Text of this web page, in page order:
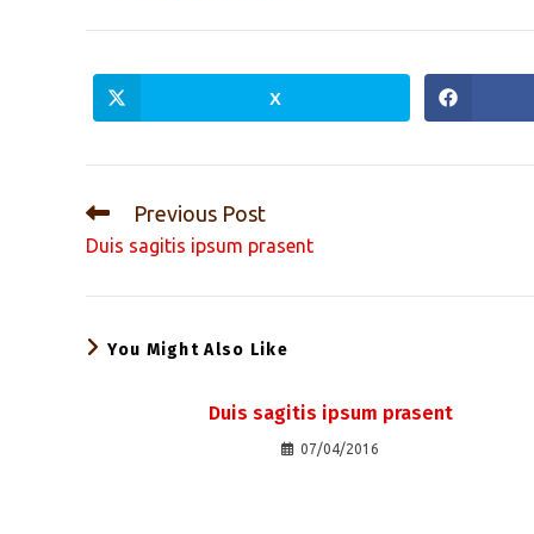
Opens
in
X
Read
more
articles
Previous Post
Duis sagitis ipsum prasent
You Might Also Like
Duis sagitis ipsum prasent
07/04/2016